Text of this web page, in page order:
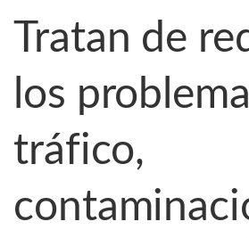
Tratan de
los
tráfico,